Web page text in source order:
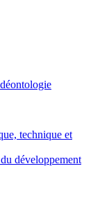
technique et
développement